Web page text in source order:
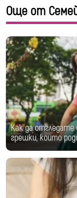
Още от
Как да отгледате
грешки, които